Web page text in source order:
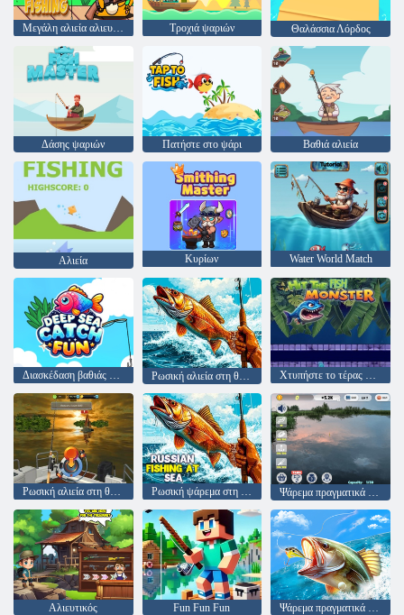
Μεγάλη αλιεία αλιευμάτων Τροχιά ψαριών Θαλάσσια Λόρδος
Δάσης ψαριών Πατήστε στο ψάρι Βαθιά αλιεία
Αλιεία Κυρίων Water World Match
Διασκέδαση βαθιάς θάλασσας Ρωσική αλιεία στη θάλασσα Χτυπήστε το τέρας ψαριών
Ψάρεμα πραγματικά ψάρεμα
Αλιευτικός Fun Fun Fun